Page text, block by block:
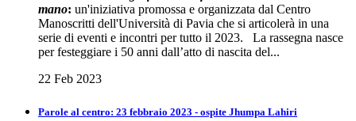
mano: un'iniziativa promossa e organizzata dal Centro
Manoscritti dell'Università di Pavia che si articolerà in una
serie di eventi e incontri per tutto il 2023. La rassegna nasce
per festeggiare i 50 anni dall’atto di nascita del...
22 Feb 2023
Parole al centro: 23 febbraio 2023 - ospite Jhumpa Lahiri